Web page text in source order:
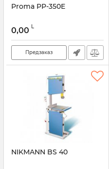
Proma PP-350E
0,00 L
Предзаказ
NIKMANN BS 40